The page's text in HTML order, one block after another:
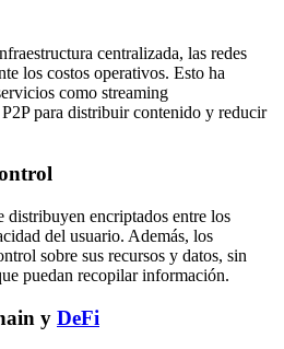
centralizada, las redes
los costos operativos. Esto ha
como streaming
para distribuir contenido y reducir
distribuyen encriptados entre los
del usuario. Además, los
sobre sus recursos y datos, sin
puedan recopilar información.
y DeFi